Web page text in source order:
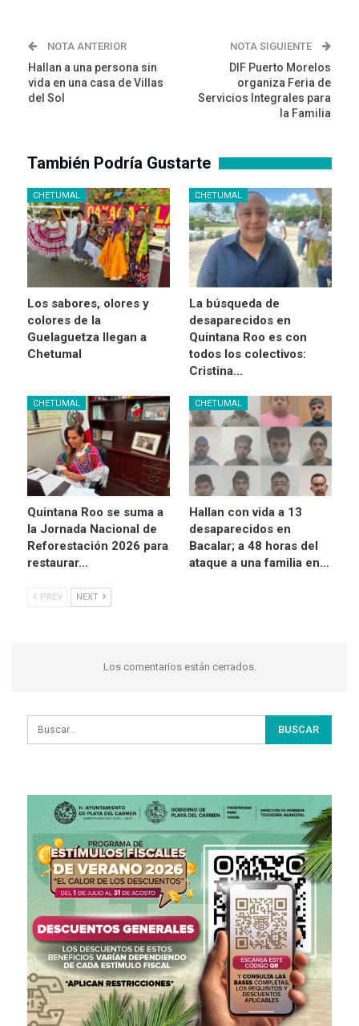
NOTA ANTERIOR
Hallan a una persona sin
vida en una casa de Villas
del Sol
NOTA SIGUIENTE
DIF Puerto Morelos
organiza Feria de
Servicios Integrales para
la Familia
También Podría Gustarte
CHETUMAL
Los sabores, olores y
colores de la
Guelaguetza llegan a
Chetumal
CHETUMAL
La búsqueda de
desaparecidos en
Quintana Roo es con
todos los colectivos:
Cristina…
CHETUMAL
Quintana Roo se suma a
la Jornada Nacional de
Reforestación 2026 para
restaurar…
CHETUMAL
Hallan con vida a 13
desaparecidos en
Bacalar; a 48 horas del
ataque a una familia en…
PREV NEXT
Los comentarios están cerrados.